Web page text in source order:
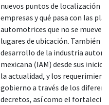
nuevos puntos de localización
empresas y qué pasa con las
automotrices que no se mueven
lugares de ubicación. También
desarrollo de la industria
mexicana (IAM) desde sus inicios
la actualidad, y los
gobierno a través de los
decretos, así como el